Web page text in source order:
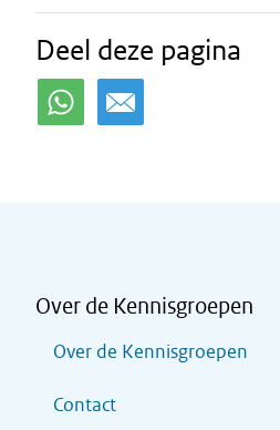
Deel deze pagina
Over de Kennisgroepen
Over de Kennisgroepen
Contact